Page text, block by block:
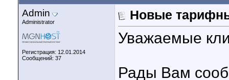
Admin
Administrator
Регистрация: 12.01.2014
Сообщений: 37
Новые
Уважаемые
Рады Вам